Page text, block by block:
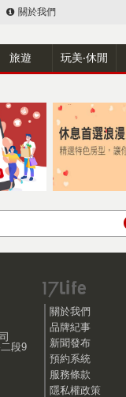
關於我們
旅遊 玩美‧休閒
段9
關於我們
品牌紀事
新聞發布
預約系統
服務條款
隱私權政策